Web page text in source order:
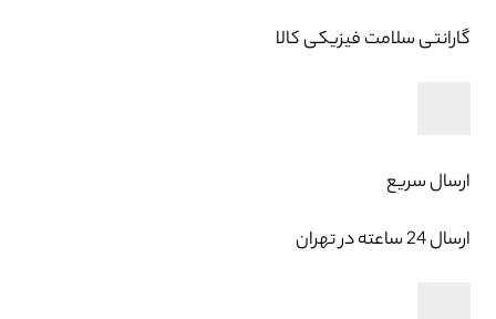
گارانتی سلامت فیزیکی کالا
ارسال سریع
ارسال 24 ساعته در تهران